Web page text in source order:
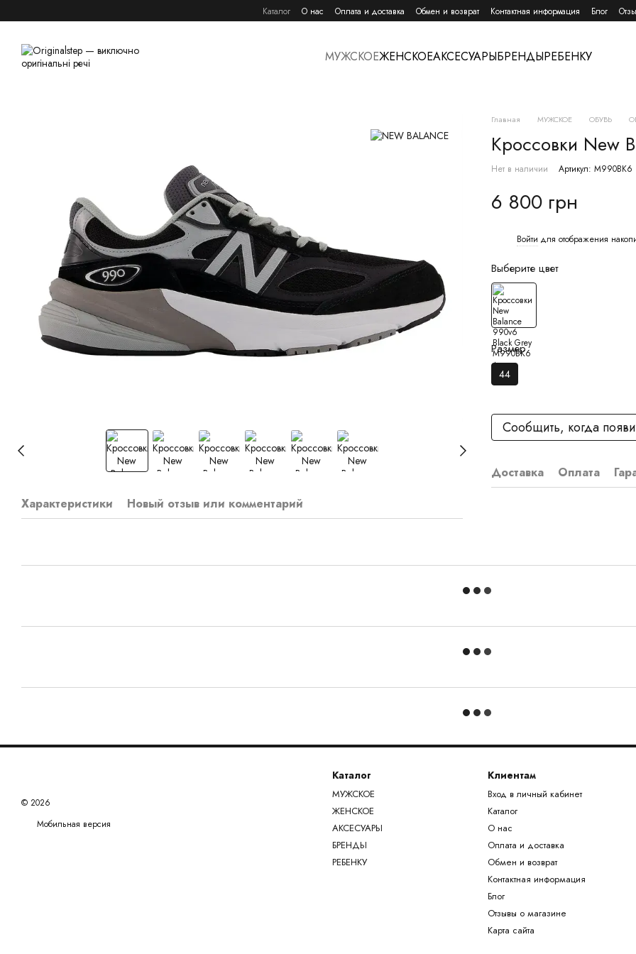
Каталог О нас Оплата и доставка Обмен и возврат Контактная информация Блог
МУЖСКОЕЖЕНСКОЕАКСЕСУАРЫБРЕНДЫРЕБЕНКУ
Характеристики Новый отзыв или комментарий
Главная МУЖСКОЕ ОБУВЬ
Кроссовки New
Нет в наличии Артикул: M990BK6
6 800 грн
Войти для отображения
Выберите цвет
Размер
44
Сообщить, когда
Доставка Оплата
© 2026
Мобильная версия
Каталог
МУЖСКОЕ
ЖЕНСКОЕ
АКСЕСУАРЫ
БРЕНДЫ
РЕБЕНКУ
Клиентам
Вход в личный кабинет
Каталог
О нас
Оплата и доставка
Обмен и возврат
Контактная информация
Блог
Отзывы о магазине
Карта сайта